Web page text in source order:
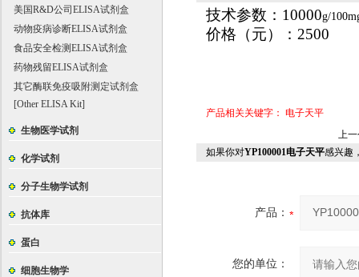
美国R&D公司ELISA试剂盒
动物疫病诊断ELISA试剂盒
食品安全检测ELISA试剂盒
药物残留ELISA试剂盒
其它酶联免疫吸附测定试剂盒
[Other ELISA Kit]
生物医学试剂
化学试剂
分子生物学试剂
抗体库
蛋白
细胞生物学
技术参数：10000g/
价格（元） ：2500
产品相关关键字： 电子天平
上
如果你对YP100001电子天平感兴趣
产品：
您的单位：